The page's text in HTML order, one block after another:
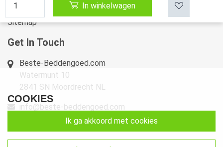
In winkelwagen
Retourneren & Ruilen
Sitemap
Get In Touch
Beste-Beddengoed.com
Watermunt 10
2841 SN Moordrecht NL
info@beste-beddengoed.com
COOKIES
ik ga akkoord met cookies